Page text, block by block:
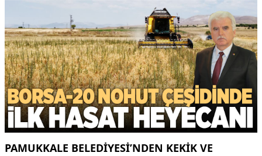
PAMUKKALE BELEDIYESI’NDEN KEKIK VE